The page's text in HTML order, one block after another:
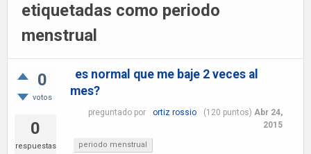
etiquetadas como periodo
menstrual
0
votos
0
respuestas
es normal que me baje 2 veces al
mes?
preguntado por ortiz rossio (120 puntos) Abr 24,
2015
periodo menstrual